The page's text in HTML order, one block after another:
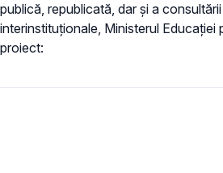
publică, republicată, dar și a
interinstituționale, Ministerul Educaţiei
proiect: